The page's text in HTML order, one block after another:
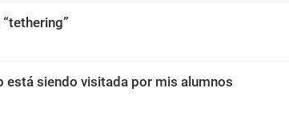
está siendo visitada por mis alumnos